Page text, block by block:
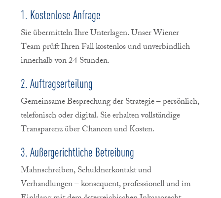
1. Kostenlose Anfrage
Sie übermitteln Ihre Unterlagen. Unser Wiener
Team prüft Ihren Fall kostenlos und unverbindlich
innerhalb von 24 Stunden.
2. Auftragserteilung
Gemeinsame Besprechung der Strategie – persönlich,
telefonisch oder digital. Sie erhalten vollständige
Transparenz über Chancen und Kosten.
3. Außergerichtliche Betreibung
Mahnschreiben, Schuldnerkontakt und
Verhandlungen – konsequent, professionell und im